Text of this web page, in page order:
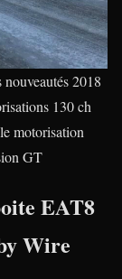
2018
130 ch
motorisation
GT
EAT8
Wire